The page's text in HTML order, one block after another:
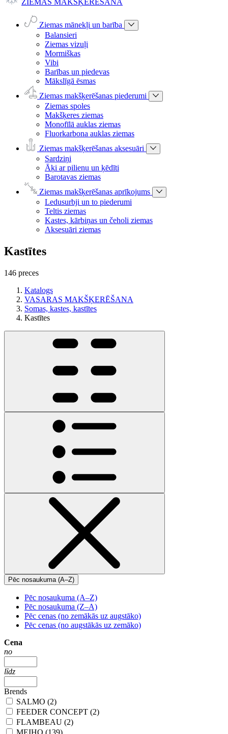
ZIEMAS MAKŠĶERĒŠANA
Ziemas mānekļi un barība
Balansieri
Ziemas vizuļi
Mormiškas
Vibi
Barības un piedevas
Mākslīgā ēsmas
Ziemas makšķerēšanas piederumi
Ziemas spoles
Makšķeres ziemas
Monofīlā auklas ziemas
Fluorkarbona auklas ziemas
Ziemas makšķerēšanas aksesuāri
Sardziņi
Āķi ar pilienu un ķēdīti
Barotavas ziemas
Ziemas makšķerēšanas aprīkojums
Ledusurbji un to piederumi
Teltis ziemas
Kastes, kārbiņas un čeholi ziemas
Aksesuāri ziemas
Kastītes
146 preces
Katalogs
VASARAS MAKŠĶERĒŠANA
Somas, kastes, kastītes
Kastītes
Pēc nosaukuma (A–Z)
Pēc nosaukuma (A–Z)
Pēc nosaukuma (Z–A)
Pēc cenas (no zemākās uz augstāko)
Pēc cenas (no augstākās uz zemāko)
Cena
no
līdz
Brends
SALMO (2)
FEEDER CONCEPT (2)
FLAMBEAU (2)
MEIHO (139)